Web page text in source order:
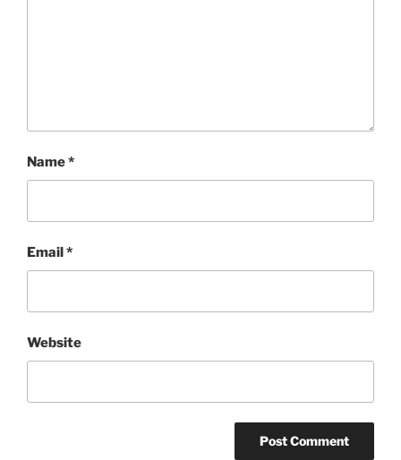
Name*
Email*
Website